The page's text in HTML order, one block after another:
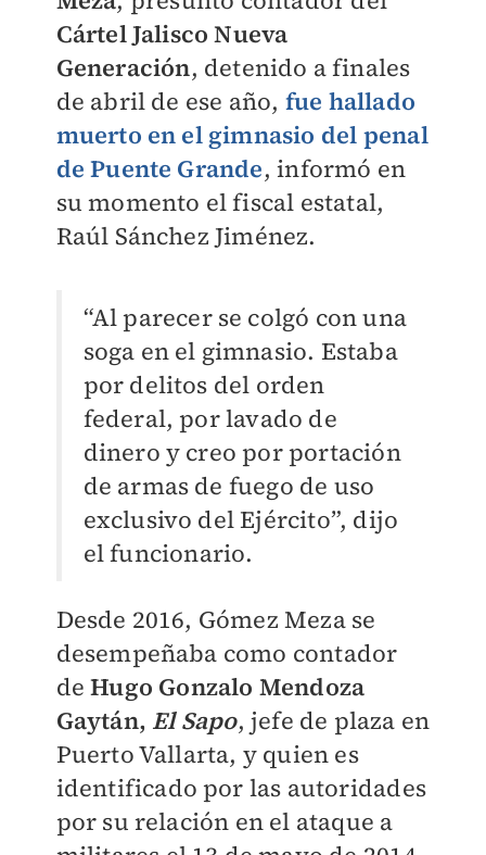
Cártel Jalisco Nueva
Generación, detenido a finales
de abril de ese año, fue hallado
muerto en el gimnasio del penal
de Puente Grande, informó en
su momento el fiscal estatal,
Raúl Sánchez Jiménez.
“Al parecer se colgó con una
soga en el gimnasio. Estaba
por delitos del orden
federal, por lavado de
dinero y creo por portación
de armas de fuego de uso
exclusivo del Ejército”, dijo
el funcionario.
Desde 2016, Gómez Meza se
desempeñaba como contador
deHugo Gonzalo Mendoza
Gaytán, El Sapo, jefe de plaza en
Puerto Vallarta, y quien es
identificado por las autoridades
por su relación en el ataque a